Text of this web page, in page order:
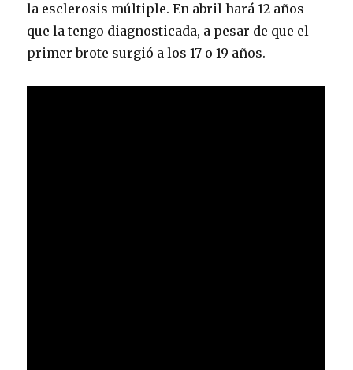
la esclerosis múltiple. En abril hará 12 años
que la tengo diagnosticada, a pesar de que el
primer brote surgió a los 17 o 19 años.